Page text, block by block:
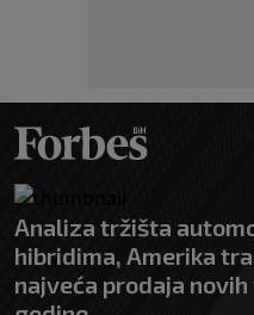
Analiza tržišta
hibridima, Amerika
najveća prodaja